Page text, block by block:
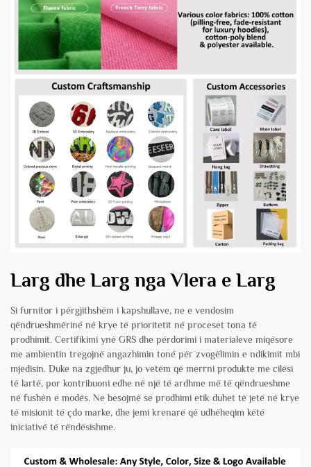
Larg dhe Larg nga Vlera e Larg
Si furnitor i përgjithshëm i kapshullave, ne e vendosim
qëndrueshmërinë në krye të prioritetit në proceset tona të
prodhimit. Certifikimi ynë GRS dhe përdorimi i materialeve miqësore
me ambientin tregojnë angazhimin tonë për zvogëlimin e ndikimit mbi
mjedisin. Duke na zgjedhur ju, jo vetëm që merrni produkte me cilësi
të lartë, por kontribuoni edhe në një të ardhme më të qëndrueshme
në fushën e modës. Ne besojmë se prodhimi etik duhet të jetë në krye
të misionit të çdo marke, dhe jemi krenarë që udhëheqim këtë
iniciativë të rëndësishme.